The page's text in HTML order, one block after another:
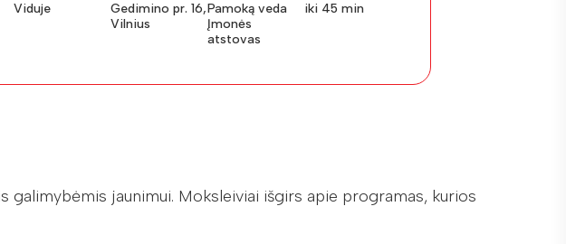
Viduje
Gedimino pr. 16,
Vilnius
Pamoką veda
Įmonės
atstovas
iki 45 min
jaunimui. Moksleiviai išgirs apie programas, kurios